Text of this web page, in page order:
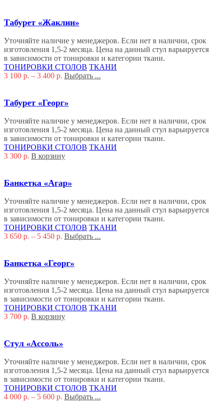
Табурет «Жаклин»
Уточняйте наличие у менеджеров. Если нет в наличии, срок
изготовления 1,5-2 месяца. Цена на данный стул варьируется
в зависимости от тонировки и категории ткани.
ТОНИРОВКИ СТОЛОВ ТКАНИ
3 100 р. – 3 400 р. Выбрать ...
Табурет «Георг»
Уточняйте наличие у менеджеров. Если нет в наличии, срок
изготовления 1,5-2 месяца. Цена на данный стул варьируется
в зависимости от тонировки и категории ткани.
ТОНИРОВКИ СТОЛОВ ТКАНИ
3 300 р. В корзину
Банкетка «Агар»
Уточняйте наличие у менеджеров. Если нет в наличии, срок
изготовления 1,5-2 месяца. Цена на данный стул варьируется
в зависимости от тонировки и категории ткани.
ТОНИРОВКИ СТОЛОВ ТКАНИ
3 650 р. – 5 450 р. Выбрать ...
Банкетка «Георг»
Уточняйте наличие у менеджеров. Если нет в наличии, срок
изготовления 1,5-2 месяца. Цена на данный стул варьируется
в зависимости от тонировки и категории ткани.
ТОНИРОВКИ СТОЛОВ ТКАНИ
3 700 р. В корзину
Стул «Ассоль»
Уточняйте наличие у менеджеров. Если нет в наличии, срок
изготовления 1,5-2 месяца. Цена на данный стул варьируется
в зависимости от тонировки и категории ткани.
ТОНИРОВКИ СТОЛОВ ТКАНИ
4 000 р. – 5 600 р. Выбрать ...